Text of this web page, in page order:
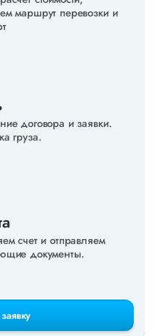
маршрут перевозки и
договора и заявки.
груза.
счет и отправляем
документы.